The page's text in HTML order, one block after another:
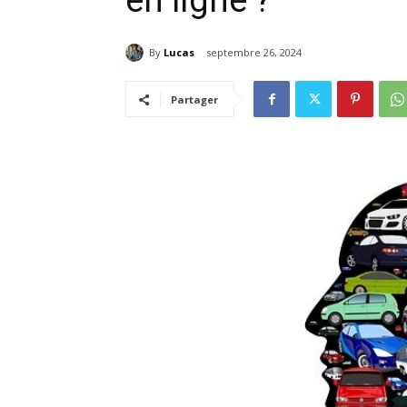
By Lucas septembre 26, 2024
Partager